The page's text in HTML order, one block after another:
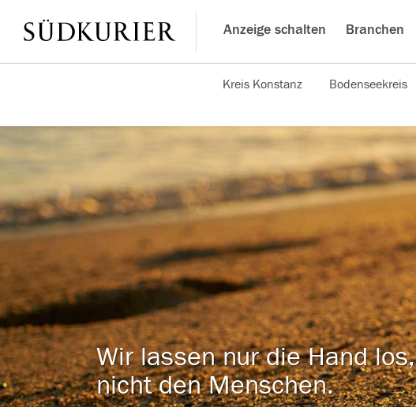
Anzeige schalten Branchen
Kreis Konstanz Bodenseekreis
Wir lassen nur die Hand los,
nicht den Menschen.